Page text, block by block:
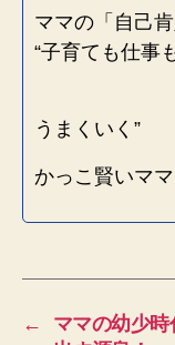
ママの「自己
“子育ても仕事
うまくいく”
かっこ賢いマ
←
ママの幼少